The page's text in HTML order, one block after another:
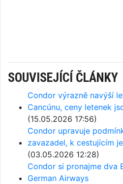
SOUVISEJÍCÍ ČLÁNKY
Condor výrazně navýší
Cancúnu, ceny letenek
(15.05.2026 17:56)
Condor upravuje
zavazadel, k cestujícím
(03.05.2026 12:28)
Condor si pronajme dva
German Airways